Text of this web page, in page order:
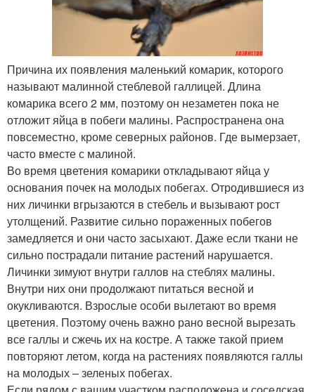
Причина их появления маленький комарик, которого
называют малинной стеблевой галлицей. Длина
комарика всего 2 мм, поэтому он незаметен пока не
отложит яйца в побеги малины. Распространена она
повсеместно, кроме северных районов. Где вымерзает,
часто вместе с малиной.
Во время цветения комарики откладывают яйца у
основания почек на молодых побегах. Отродившиеся из
них личинки вгрызаются в стебель и вызывают рост
утолщений. Развитие сильно пораженных побегов
замедляется и они часто засыхают. Даже если ткани не
сильно пострадали питание растений нарушается.
Личинки зимуют внутри галлов на стеблях малины.
Внутри них они продолжают питаться весной и
окукливаются. Взрослые особи вылетают во время
цветения. Поэтому очень важно рано весной вырезать
все галлы и сжечь их на костре. А также такой прием
повторяют летом, когда на растениях появляются галлы
на молодых – зеленых побегах.